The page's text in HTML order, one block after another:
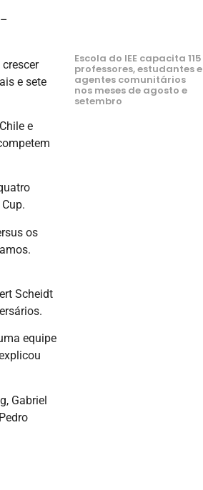
e sete
e
os
Scheidt
equipe
Gabriel
Escola do IEE capacita 115
professores, estudantes e
agentes comunitários
nos meses de agosto e
setembro